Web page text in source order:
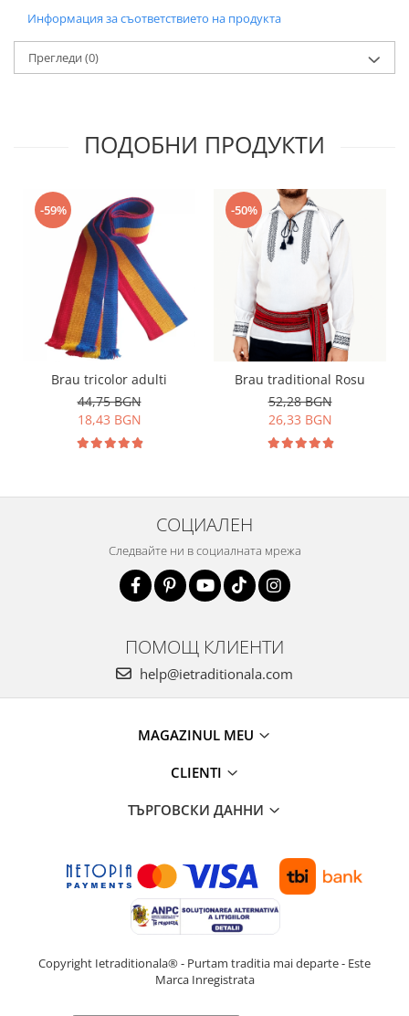
Информация за съответствието на продукта
Прегледи (0)
ПОДОБНИ ПРОДУКТИ
-59%
Brau tricolor adulti
44,75 BGN
18,43 BGN
-50%
Brau traditional Rosu
52,28 BGN
26,33 BGN
СОЦИАЛЕН
Следвайте ни в социалната мрежа
ПОМОЩ КЛИЕНТИ
help@ietraditionala.com
MAGAZINUL MEU
CLIENTI
ТЪРГОВСКИ ДАННИ
Copyright Ietraditionala® - Purtam traditia mai departe - Este
Marca Inregistrata